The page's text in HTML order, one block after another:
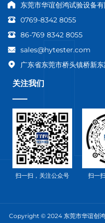
东莞市华谊创鸿试验设备
0769-8342 8055
86-769 8342 8055
sales@hytester.com
广东省东莞市桥头镇桥新
关注我们
扫一扫，关注公众号 扫一
Copyright © 2024 东莞市华谊创